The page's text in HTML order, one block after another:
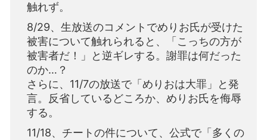
触れず。
8/29、生放送のコメントでめりお氏が受けた
被害について触れられると、「こっちの方が
被害者だ！」と逆ギレする。謝罪は何だった
のか…？
さらに、11/7の放送で「めりおは大罪」と発
言。反省しているどころか、めりお氏を侮辱
する。
11/18、チートの件について、公式で「多くの